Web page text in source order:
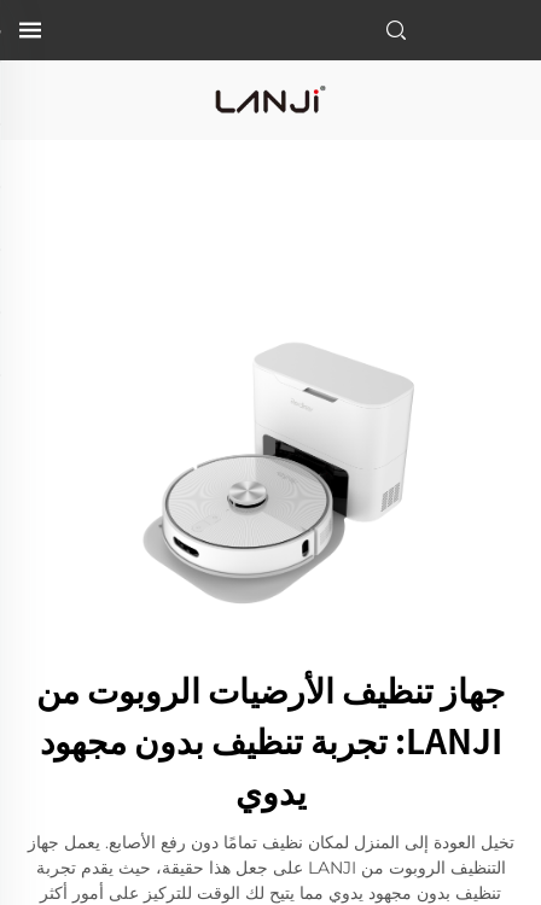
جهاز تنظيف الأرضيات الروبوت من
LANJI: تجربة تنظيف بدون مجهود
يدوي
تخيل العودة إلى المنزل لمكان نظيف تمامًا دون رفع الأصابع. يعمل جهاز
التنظيف الروبوت من LANJI على جعل هذا حقيقة، حيث يقدم تجربة
تنظيف بدون مجهود يدوي مما يتيح لك الوقت للتركيز على أمور أكثر